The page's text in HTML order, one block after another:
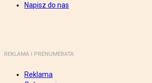
Napisz do nas
REKLAMA I PRENUMERATA
Reklama